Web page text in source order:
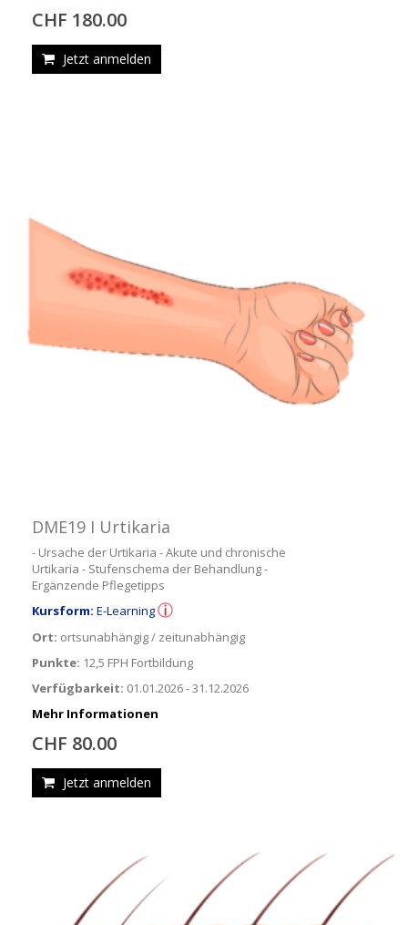
CHF 180.00
Jetzt anmelden
DME19 I Urtikaria
- Ursache der Urtikaria - Akute und chronische
Urtikaria - Stufenschema der Behandlung -
Ergänzende Pflegetipps
Kursform: E-Learning
Ort: ortsunabhängig / zeitunabhängig
Punkte: 12,5 FPH Fortbildung
Verfügbarkeit: 01.01.2026 - 31.12.2026
Mehr Informationen
CHF 80.00
Jetzt anmelden